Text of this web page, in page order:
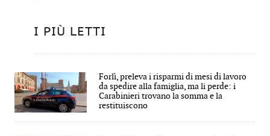
I PIÙ LETTI
Forlì, preleva i risparmi di mesi di lavoro
da spedire alla famiglia, ma li perde: i
Carabinieri trovano la somma e la
restituiscono